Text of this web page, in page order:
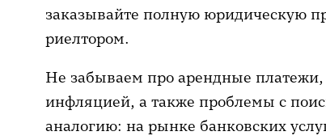
заказывайте полную юридическую
риелтором.
Не забываем про арендные платежи,
инфляцией, а также проблемы с
аналогию: на рынке банковских